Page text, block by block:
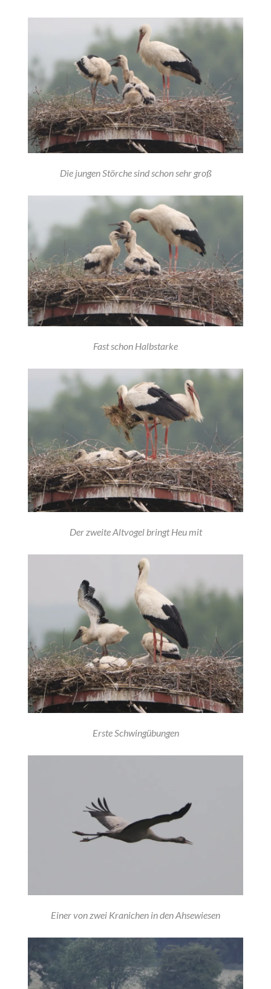
Die jungen Störche sind schon sehr groß
Fast schon Halbstarke
Der zweite Altvogel bringt Heu mit
Erste Schwingübungen
Einer von zwei Kranichen in den Ahsewiesen